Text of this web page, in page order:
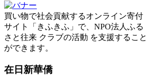
買い物で社会貢献するオンライン寄付
サイト「きふきふ」で、NPO法人ふる
さと往来 クラブの活動 を支援すること
ができます。
在日新華僑